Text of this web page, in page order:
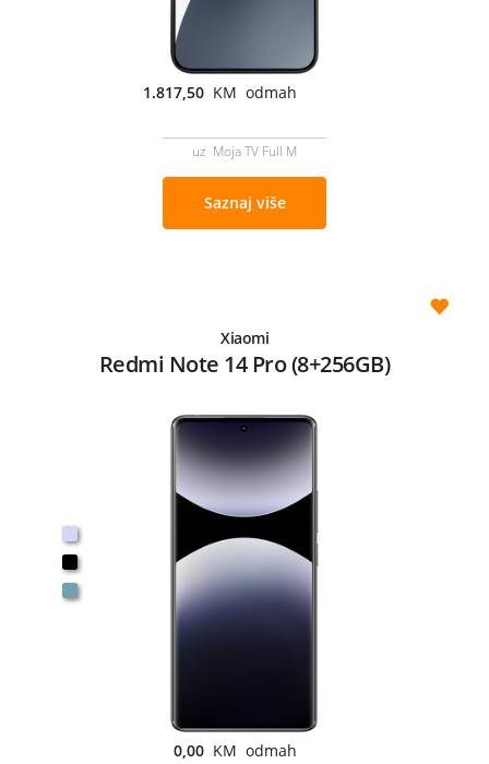
1.817,50 KM odmah
uz Moja TV Full M
Saznaj više
Xiaomi
Redmi Note 14 Pro (8+256GB)
0,00 KM odmah